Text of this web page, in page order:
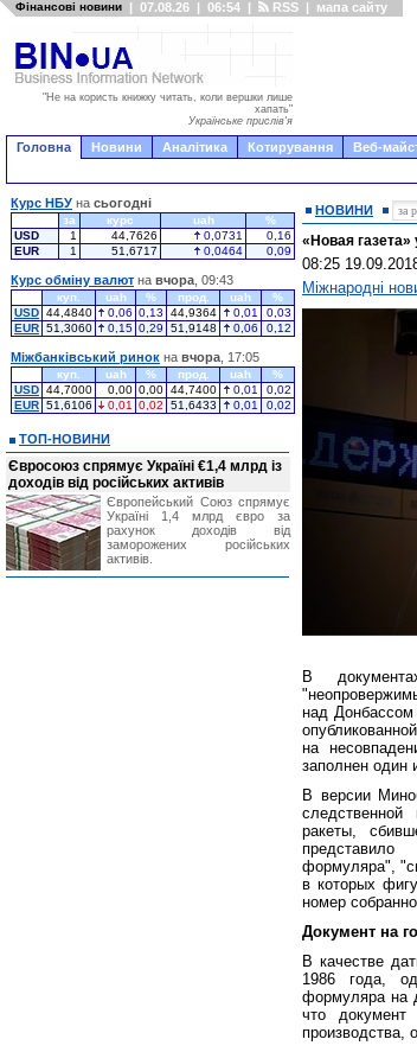
Фінансові новини | 07.08.26 | 06:54 | RSS | мапа сайту
"Не на користь книжку читать, коли вершки лише
хапать"
Українське прислів'я
Головна Новини Аналітика Котирування Веб-
НОВИНИ
«Новая газета»
08:25
Міжнародні
В
над Донбассом
на
заполнен один
В версии
ракеты,
формуляра",
в которых
номер
Документ на
В качестве
1986 года,
формуляра на
что
производства,
Курс НБУ на сьогодні
за курс uah
%
USD
1 44,7626 0,0731
0,16
EUR
1 51,6717 0,0464 0,09
Курс обміну валют на вчора , 09:43
куп. uah % прод. uah
%
USD 44,4840 0,06 0,13 44,9364 0,01
0,03
EUR 51,3060 0,15 0,29 51,9148 0,06 0,12
Міжбанківський ринок на вчора , 17:05
куп. uah % прод. uah
%
USD 44,7000 0,00 0,00 44,7400 0,01
0,02
EUR 51,6106 0,01 0,02 51,6433 0,01 0,02
ТОП-НОВИНИ
Євросоюз спрямує Україні €1,4 млрд із
доходів від російських активів
Європейський Союз спрямує
Україні 1,4 млрд євро за
рахунок доходів від
заморожених російських
активів.